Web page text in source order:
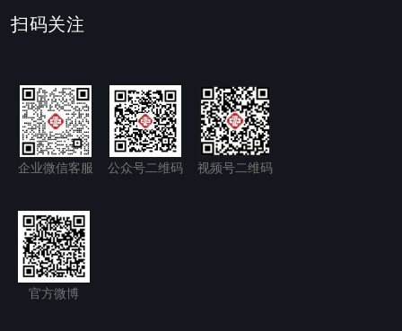
扫码关注
企业微信客服 公众号二维码 视频号二维码
官方微博